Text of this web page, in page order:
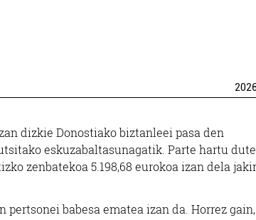
dizkie Donostiako biztanleei pasa den
eskuzabaltasunagatik. Parte hartu
zenbatekoa 5.198,68 eurokoa izan dela
babesa ematea izan da. Horrez gain,